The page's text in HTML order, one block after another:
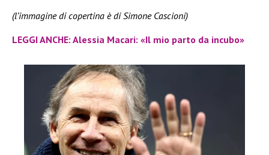
(l’immagine di copertina è di Simone Cascioni)
LEGGI ANCHE: Alessia Macari: «Il mio parto da incubo»